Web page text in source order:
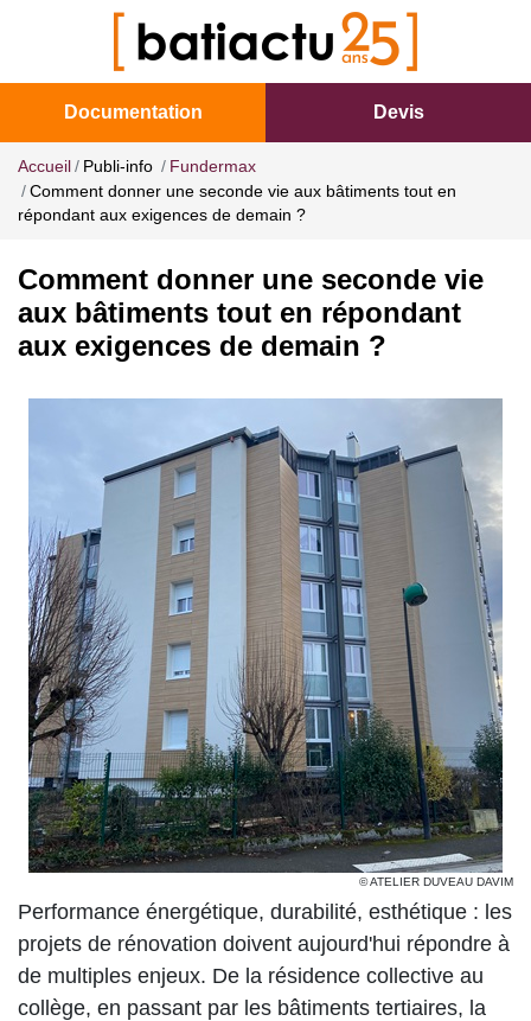
Documentation Devis
Accueil Publi-info
Fundermax
Comment donner une seconde vie aux bâtiments tout en
répondant aux exigences de demain ?
Comment donner une seconde vie
aux bâtiments tout en répondant
aux exigences de demain ?
© ATELIER DUVEAU DAVIM
Performance énergétique, durabilité, esthétique : les
projets de rénovation doivent aujourd'hui répondre à
de multiples enjeux. De la résidence collective au
collège, en passant par les bâtiments tertiaires, la